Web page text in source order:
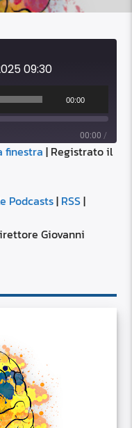
09:30
00:00
00:00 /
finestra | Registrato il
Podcasts| RSS|
Giovanni